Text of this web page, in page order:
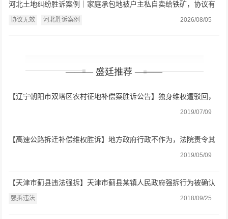
河北土地纠纷胜诉案例｜家庭承包地被户主私自卖给铁矿，协议有
效还是无效？法院：违反强制性规定，协议无效
协议无效 河北胜诉案例 2026/08/05
——— 盛廷推荐 ———
【辽宁朝阳市双塔区农村征地补偿案胜诉公告】独身维权遭驳回，
2019/07/09
【高速公路拆迁补偿维权胜诉】地方政府行政不作为，法院责令其
2019/05/09
【天津市蓟县违法强拆】天津市蓟县某镇人民政府强拆行为被确认
违法
强拆违法 2018/09/25